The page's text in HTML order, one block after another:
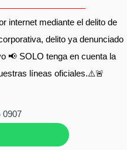
internet mediante el delito de
delito ya denunciado
📢 SOLO tenga en cuenta la
líneas oficiales.⚠️🚨
0907